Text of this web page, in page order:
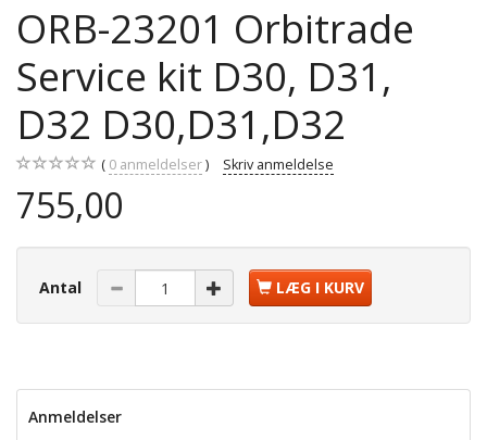
ORB-23201 Orbitrade
Service kit D30, D31,
D32 D30,D31,D32
0 anmeldelser Skriv anmeldelse
755,00
Antal LÆG I KURV
Anmeldelser